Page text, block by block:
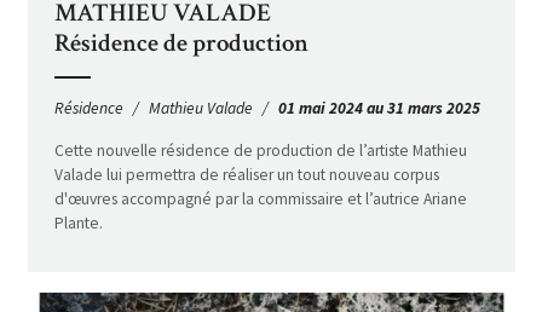
MATHIEU VALADE
Résidence de production
Résidence Mathieu Valade 01 mai 2024 au 31 mars 2025
Cette nouvelle résidence de production de l’artiste Mathieu
Valade lui permettra de réaliser un tout nouveau corpus
d'œuvres accompagné par la commissaire et l’autrice Ariane
Plante.